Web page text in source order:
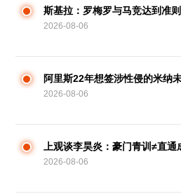
斯基拉：罗梅罗与马竞达到准
600万欧
2026-08-06
阿里斯22年想签涉性侵的米纳
侵的米尔
2026-08-06
上观谈李昊炎：豪门青训≠直
嚣炒作
2026-08-06